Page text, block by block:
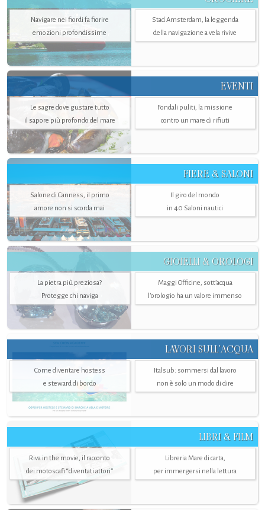
Navigare nei fiordi fa fiorire
emozioni profondissime
Stad Amsterdam, la leggenda
della navigazione a vela rivive
EVENTI
Le sagre dove gustare tutto
il sapore più profondo del mare
Fondali puliti, la missione
contro un mare di rifiuti
FIERE & SALONI
Salone di Canness, il primo
amore non si scorda mai
Il giro del mondo
in 40 Saloni nautici
GIOIELLI & OROLOGI
La pietra più preziosa?
Protegge chi naviga
Maggi Officine, sott’acqua
l'orologio ha un valore immenso
LAVORI SULL’ACQUA
Come diventare hostess
e steward di bordo
Italsub: sommersi dal lavoro
non è solo un modo di dire
LIBRI & FILM
Riva in the movie, il racconto
dei motoscafi “diventati attori”
Libreria Mare di carta,
per immergersi nella lettura